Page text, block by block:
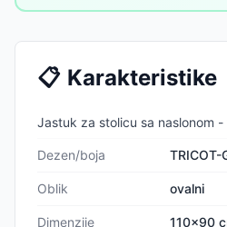
📋 Karakteristike
Jastuk za stolicu sa naslonom -
Dezen/boja TRICOT-
Oblik ovalni
Dimenzije
110x90